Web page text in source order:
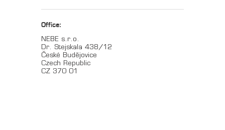
Office:
NEBE s.r.o.
Dr. Stejskala 438/12
České Budějovice
Czech Republic
CZ 370 01